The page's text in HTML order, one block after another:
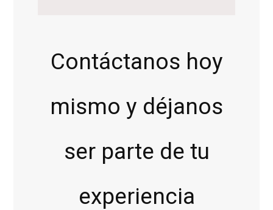
Contáctanos hoy
mismo y déjanos
ser parte de tu
experiencia